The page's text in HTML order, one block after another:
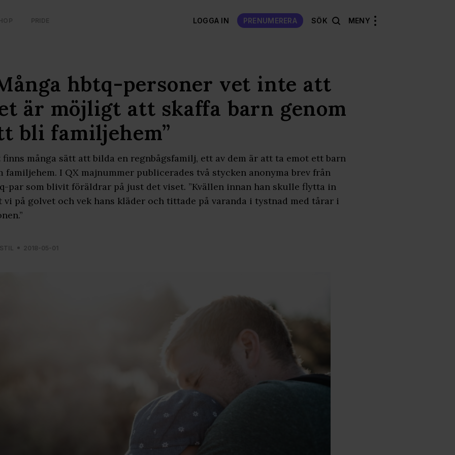
PRIDE LOGGA IN PRENUMERERA SÖK MENY
hbtq-personer vet inte att
är möjligt att skaffa barn genom
bli familjehem”
finns många sätt att bilda en regnbågsfamilj, ett av dem är att ta emot ett barn
familjehem. I QX majnummer publicerades två stycken anonyma brev från
par som blivit föräldrar på just det viset. ”Kvällen innan han skulle flytta in
vi på golvet och vek hans kläder och tittade på varanda i tystnad med tårar i
2018-05-01